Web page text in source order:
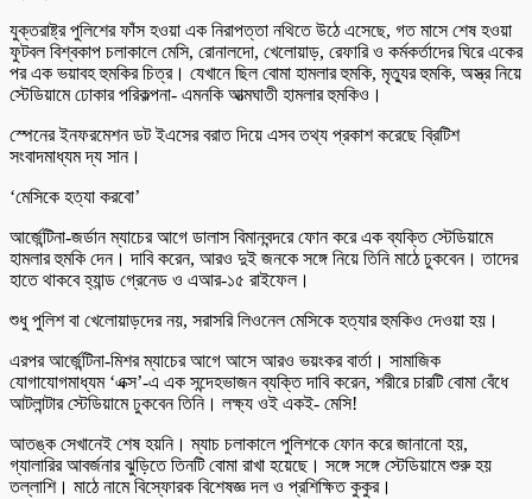
যুক্তরাষ্ট্র পুলিশের ফাঁস হওয়া এক নিরাপত্তা নথিতে উঠে এসেছে, গত মাসে শেষ হওয়া
ফুটবল বিশ্বকাপ চলাকালে মেসি, রোনালদো, খেলোয়াড়, রেফারি ও কর্মকর্তাদের ঘিরে একের
পর এক ভয়াবহ হুমকির চিত্র। যেখানে ছিল বোমা হামলার হুমকি, মৃত্যুর হুমকি, অস্ত্র নিয়ে
স্টেডিয়ামে ঢোকার পরিকল্পনা- এমনকি আত্মঘাতী হামলার হুমকিও।
স্পেনের ইনফরমেশন ডট ইএসের বরাত দিয়ে এসব তথ্য প্রকাশ করেছে ব্রিটিশ
সংবাদমাধ্যম দ্য সান।
‘মেসিকে হত্যা করবো’
আর্জেন্টিনা-জর্ডান ম্যাচের আগে ডালাস বিমানবন্দরে ফোন করে এক ব্যক্তি স্টেডিয়ামে
হামলার হুমকি দেন। দাবি করেন, আরও দুই জনকে সঙ্গে নিয়ে তিনি মাঠে ঢুকবেন। তাদের
হাতে থাকবে হ্যান্ড গ্রেনেড ও এআর-১৫ রাইফেল।
শুধু পুলিশ বা খেলোয়াড়দের নয়, সরাসরি লিওনেল মেসিকে হত্যার হুমকিও দেওয়া হয়।
এরপর আর্জেন্টিনা-মিশর ম্যাচের আগে আসে আরও ভয়ংকর বার্তা। সামাজিক
যোগাযোগমাধ্যম ‘এক্স’-এ এক সন্দেহভাজন ব্যক্তি দাবি করেন, শরীরে চারটি বোমা বেঁধে
আটলান্টার স্টেডিয়ামে ঢুকবেন তিনি। লক্ষ্য ওই একই- মেসি!
আতঙ্ক সেখানেই শেষ হয়নি। ম্যাচ চলাকালে পুলিশকে ফোন করে জানানো হয়,
গ্যালারির আবর্জনার ঝুড়িতে তিনটি বোমা রাখা হয়েছে। সঙ্গে সঙ্গে স্টেডিয়ামে শুরু হয়
তল্লাশি। মাঠে নামে বিস্ফোরক বিশেষজ্ঞ দল ও প্রশিক্ষিত কুকুর।